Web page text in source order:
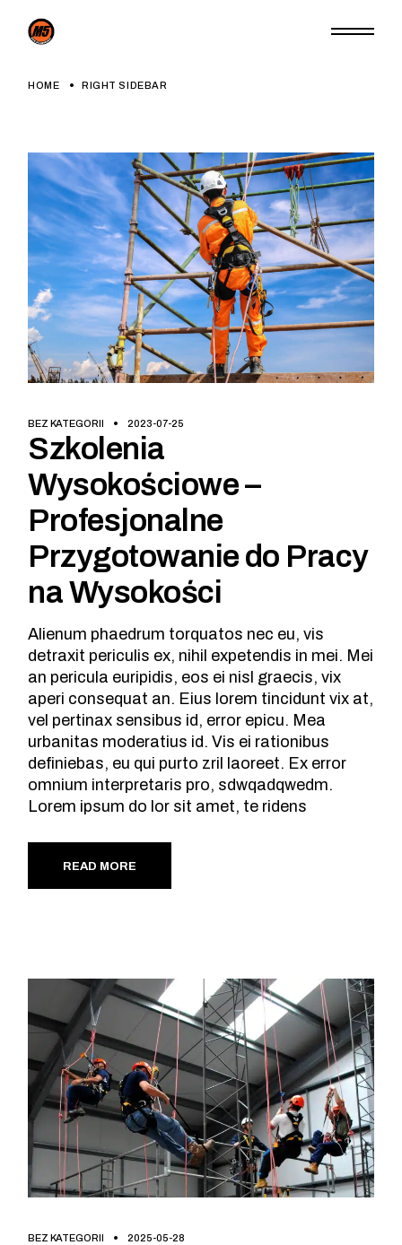
HOME RIGHT SIDEBAR
BEZ KATEGORII 2023-07-25
Szkolenia
Wysokościowe –
Profesjonalne
Przygotowanie do Pracy
na Wysokości
Alienum phaedrum torquatos nec eu, vis
detraxit periculis ex, nihil expetendis in mei. Mei
an pericula euripidis, eos ei nisl graecis, vix
aperi consequat an. Eius lorem tincidunt vix at,
vel pertinax sensibus id, error epicu. Mea
urbanitas moderatius id. Vis ei rationibus
definiebas, eu qui purto zril laoreet. Ex error
omnium interpretaris pro, sdwqadqwedm.
Lorem ipsum do lor sit amet, te ridens
READ MORE
BEZ KATEGORII 2025-05-28